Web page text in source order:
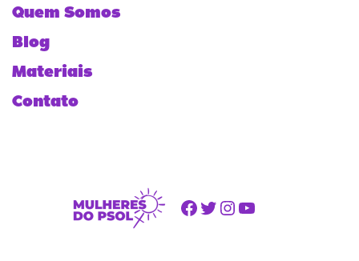
Quem Somos
Blog
Materiais
Contato
Facebook Twitter Instagram Youtube